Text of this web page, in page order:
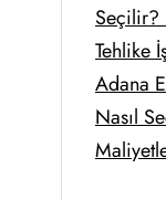
Seçilir?
Tehlike
Adana
Nasıl